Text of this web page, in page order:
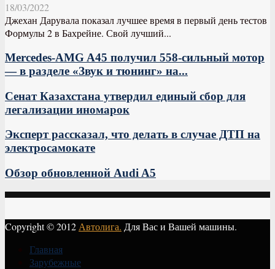
18/03/2022
Джехан Дарувала показал лучшее время в первый день тестов
Формулы 2 в Бахрейне. Свой лучший...
Mercedes-AMG A45 получил 558-сильный мотор
— в разделе «Звук и тюнинг» на...
Сенат Казахстана утвердил единый сбор для
легализации иномарок
Эксперт рассказал, что делать в случае ДТП на
электросамокате
Обзор обновленной Audi A5
Copyright © 2012 Автолига. Для Вас и Вашей машины.
Главная
Зарубежные